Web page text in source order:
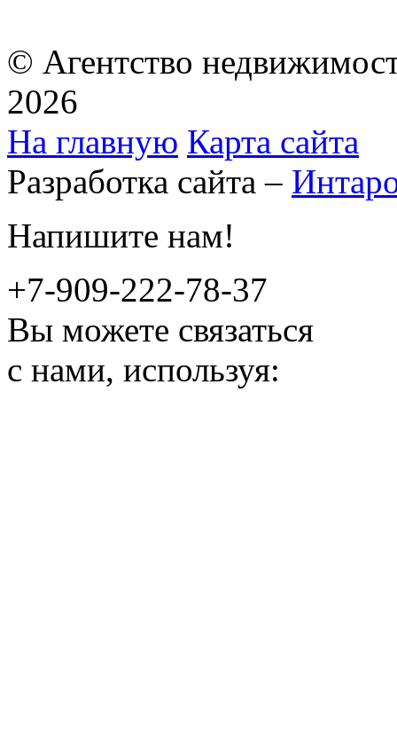
© Агентство
2026
На главную Карта сайта
Разработка сайта –
Напишите нам!
+7-909-222-78-37
Вы можете связаться
с нами, используя: